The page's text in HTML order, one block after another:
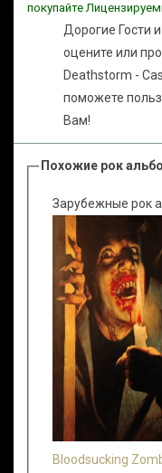
покупайте
Дорогие Гости
оцените или
Deathstorm -
поможете
Вам!
Похожие рок
Зарубежные рок
Bloodsucking